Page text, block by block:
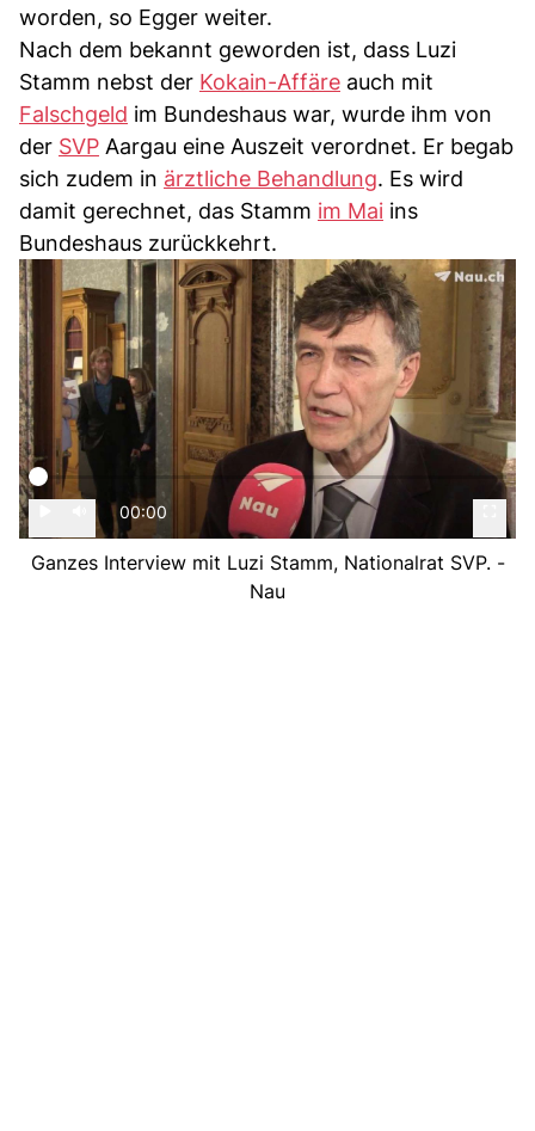
worden, so Egger weiter.
Nach dem bekannt geworden ist, dass Luzi
Stamm nebst der Kokain-Affäre auch mit
Falschgeld im Bundeshaus war, wurde ihm von
der SVP Aargau eine Auszeit verordnet. Er begab
sich zudem in ärztliche Behandlung. Es wird
damit gerechnet, das Stamm im Mai ins
Bundeshaus zurückkehrt.
00:00
Ganzes Interview mit Luzi Stamm, Nationalrat SVP. -
Nau